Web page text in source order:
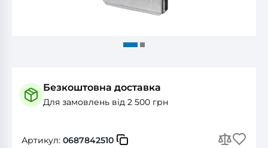
Безкоштовна доставка
Для замовлень від 2 500 грн
Артикул: 0687842510